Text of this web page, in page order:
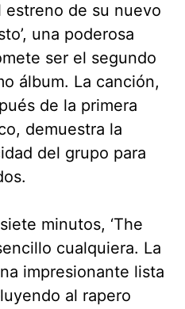
estreno de su nuevo
una poderosa
ser el segundo
álbum. La canción,
de la primera
demuestra la
del grupo para
minutos, ‘The
cualquiera. La
impresionante lista
al rapero